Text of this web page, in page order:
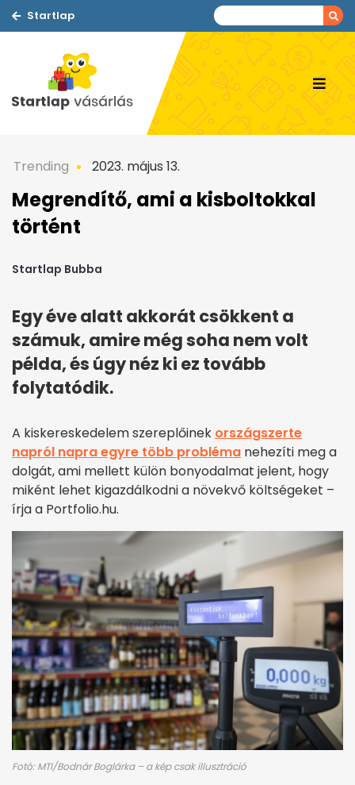
Startlap
Trending 2023. május 13.
Megrendítő, ami a kisboltokkal
történt
Startlap Bubba
Egy éve alatt akkorát csökkent a
számuk, amire még soha nem volt
példa, és úgy néz ki ez tovább
folytatódik.
A kiskereskedelem szereplőinek országszerte
napról napra egyre több probléma nehezíti meg a
dolgát, ami mellett külön bonyodalmat jelent, hogy
miként lehet kigazdálkodni a növekvő költségeket –
írja a Portfolio.hu.
Fotó: MTI/Bodnár Boglárka – a kép csak illusztráció